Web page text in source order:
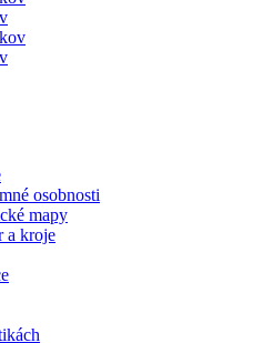
osobnosti
mapy
a kroje